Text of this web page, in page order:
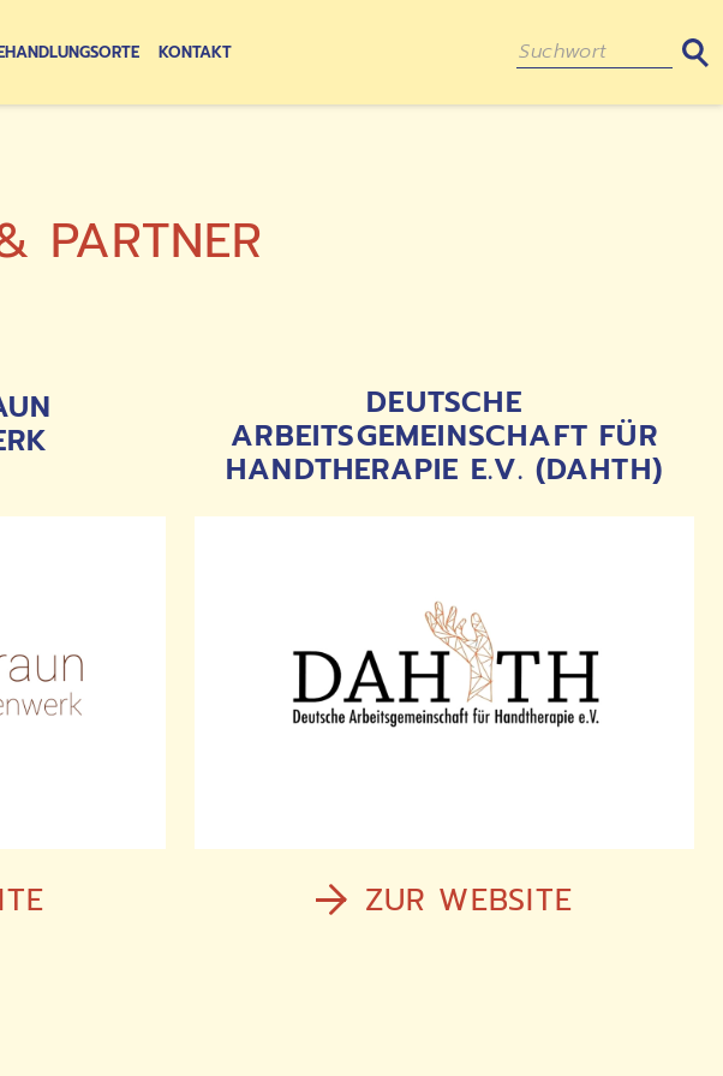
KONTAKT
PARTNER
DEUTSCHE
ARBEITSGEMEINSCHAFT FÜR
HANDTHERAPIE E.V. (DAHTH)
ZUR WEBSITE